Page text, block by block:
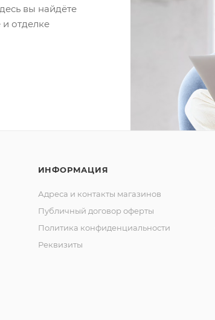
вы найдёте
отделке
ИНФОРМАЦИЯ
Адреса и контакты магазинов
Публичный договор оферты
Политика конфиденциальности
Реквизиты